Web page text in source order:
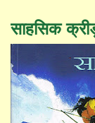
साहसिक